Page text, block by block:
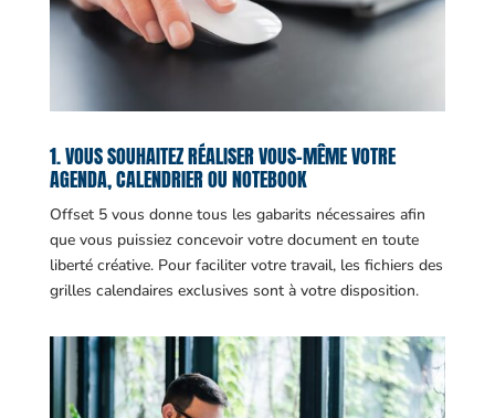
1. VOUS SOUHAITEZ RÉALISER VOUS-MÊME VOTRE
AGENDA, CALENDRIER OU NOTEBOOK
Offset 5 vous donne tous les gabarits nécessaires afin
que vous puissiez concevoir votre document en toute
liberté créative. Pour faciliter votre travail, les fichiers des
grilles calendaires exclusives sont à votre disposition.